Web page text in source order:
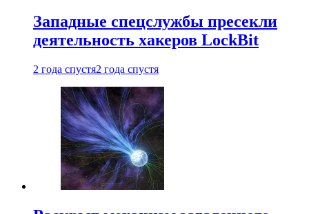
Западные спецслужбы пресекли
деятельность хакеров LockBit
2 года спустя2 года спустя